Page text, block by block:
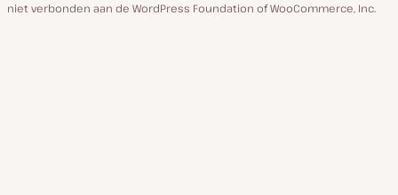
niet verbonden aan de WordPress Foundation of WooCommerce, Inc.